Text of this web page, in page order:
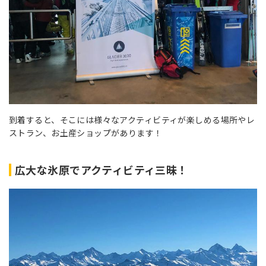
到着すると、そこには様々なアクティビティが楽しめる場所やレ
ストラン、お土産ショップがあります！
広大な氷原でアクティビティ三昧！